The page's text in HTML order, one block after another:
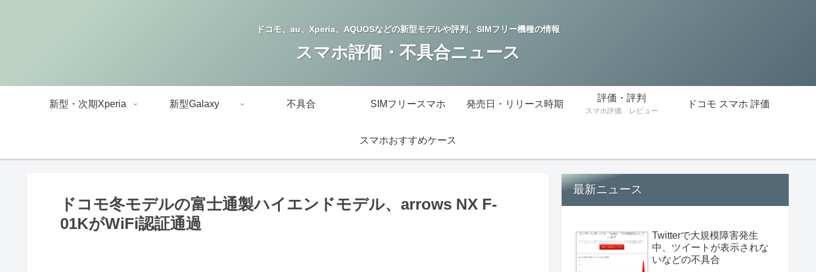
ドコモ、au、Xperia、AQUOSなどの新型モデルや評判、SIMフリー機種の情報
スマホ評価・不具合ニュース
新型・次期Xperia 新型Galaxy 不具合 SIMフリースマホ 発売日・リリース時期
評価・評判
スマホ評価 レビュー
ドコモ スマホ 評価
スマホおすすめケース
ドコモ冬モデルの富士通製ハイエンドモデル、arrows NX F-
01KがWiFi認証通過
最新ニュース
Twitterで大規模障害発生
中、ツイートが表示されな
いなどの不具合